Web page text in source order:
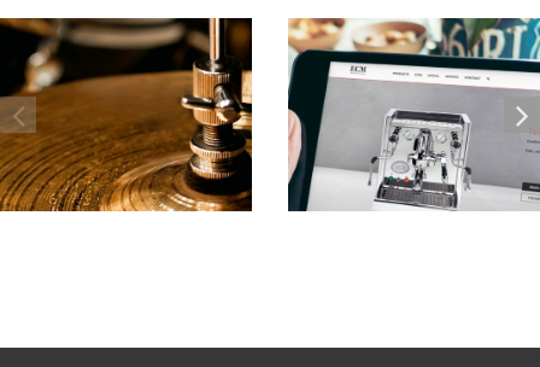
SAS ENJOYS
JAZZ
WE LIVE
ESPRESSO